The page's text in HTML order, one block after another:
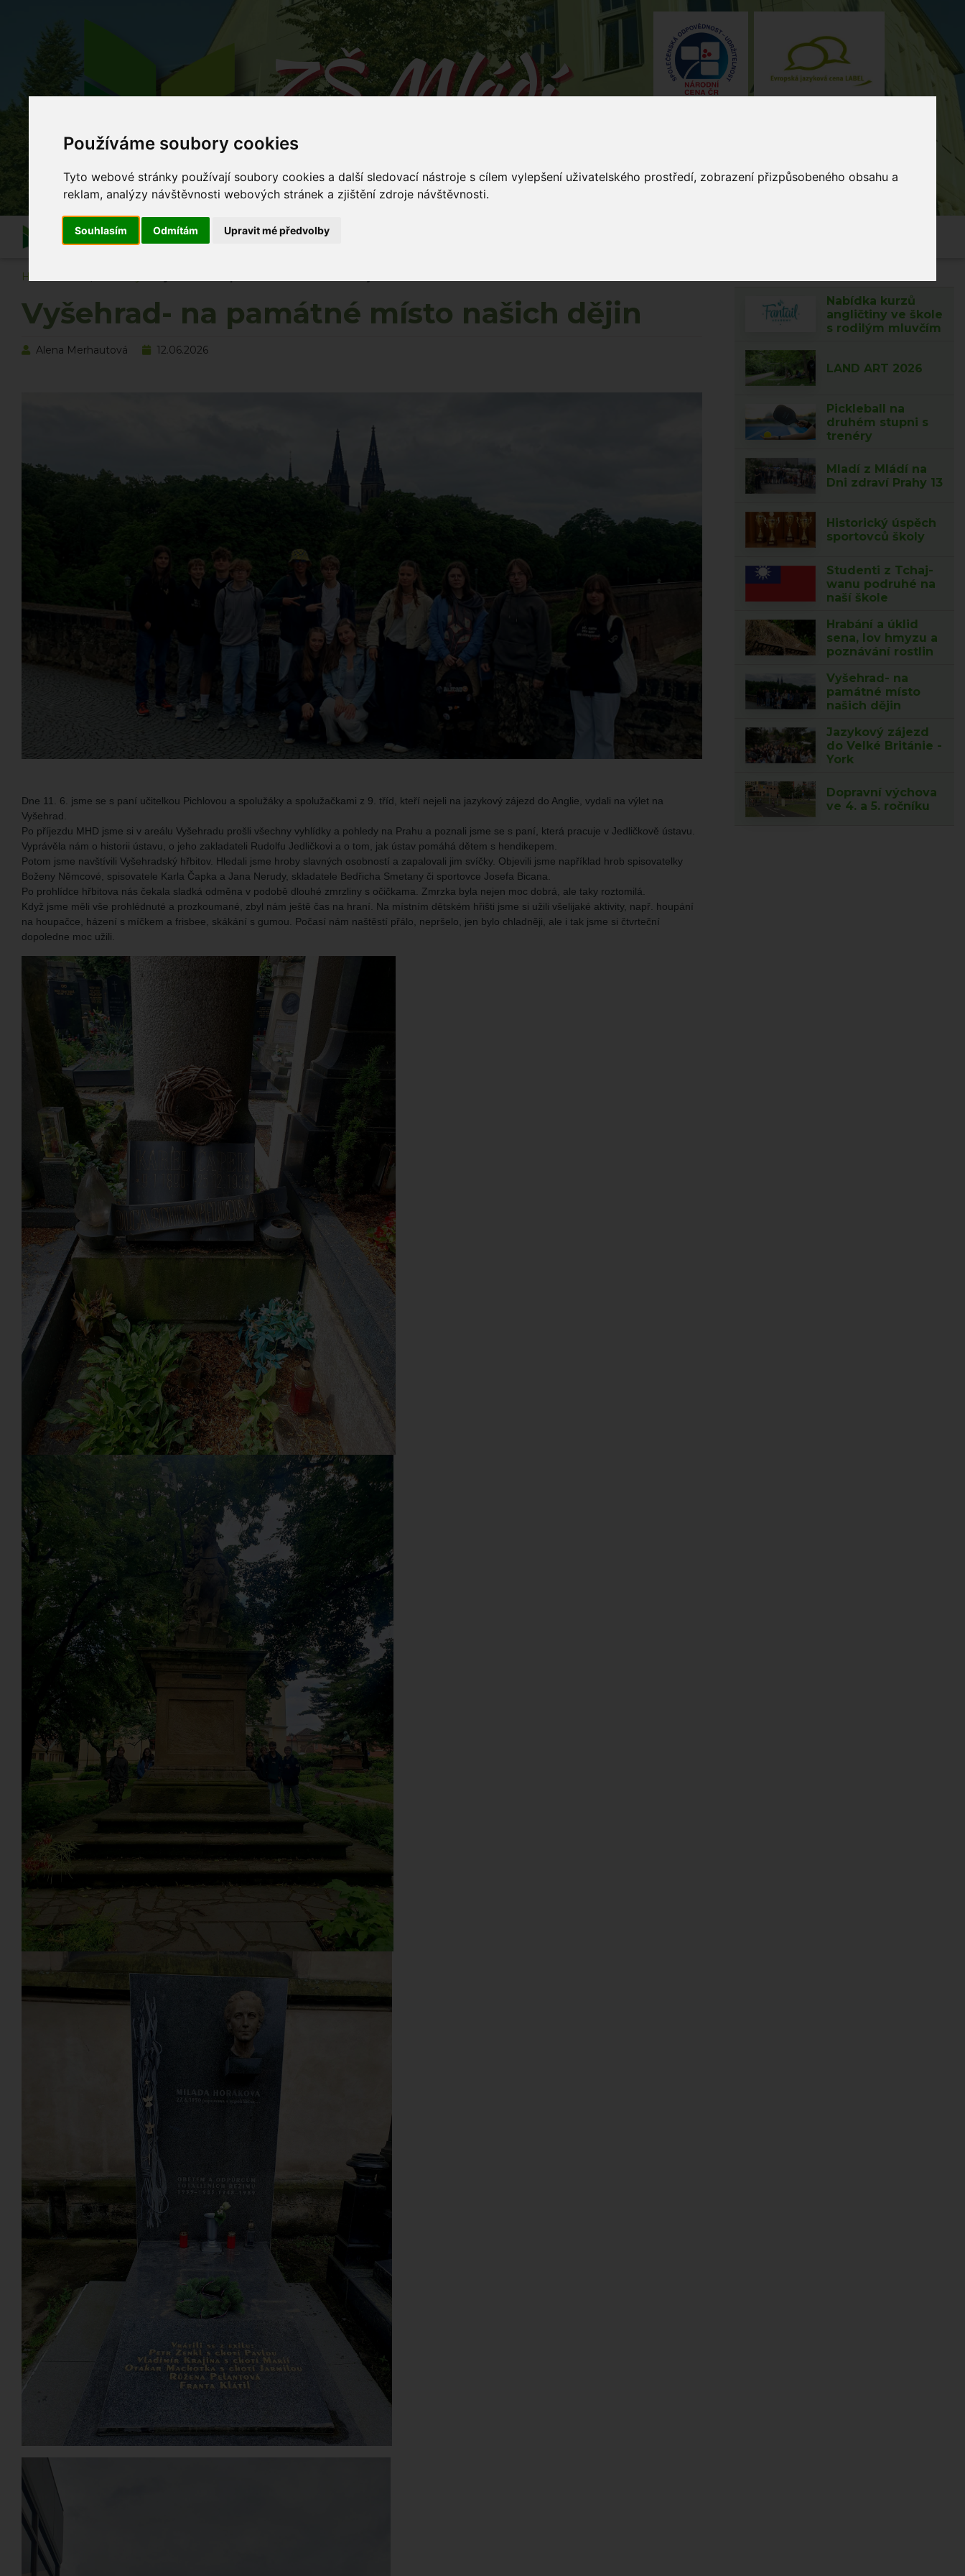
Používáme soubory cookies
Tyto webové stránky používají soubory cookies a další sledovací nástroje s cílem vylepšení uživatelského prostředí, zobrazení přizpůsobeného obsahu a
reklam, analýzy návštěvnosti webových stránek a zjištění zdroje návštěvnosti.
Souhlasím Odmítám Upravit mé předvolby
ZŠ Mládí
Co se v Mládí naučíš...
Informace O škole Akce školy Po vyučování
Hlavní strana
Vyšehrad- na památné místo našich dějin
Alena Merhautová 12.06.2026
Dne 11. 6. jsme se s paní učitelkou Pichlovou a spolužáky a spolužačkami z 9. tříd, kteří nejeli na jazykový zájezd do Anglie, vydali na výlet na
Vyšehrad.
Po příjezdu MHD jsme si v areálu Vyšehradu prošli všechny vyhlídky a pohledy na Prahu a poznali jsme se s paní, která pracuje v Jedličkově ústavu.
Vyprávěla nám o historii ústavu, o jeho zakladateli Rudolfu Jedličkovi a o tom, jak ústav pomáhá dětem s hendikepem.
Potom jsme navštívili Vyšehradský hřbitov. Hledali jsme hroby slavných osobností a zapalovali jim svíčky. Objevili jsme například hrob spisovatelky
Boženy Němcové, spisovatele Karla Čapka a Jana Nerudy, skladatele Bedřicha Smetany či sportovce Josefa Bicana.
Po prohlídce hřbitova nás čekala sladká odměna v podobě dlouhé zmrzliny s očičkama. Zmrzka byla nejen moc dobrá, ale taky roztomilá.
Když jsme měli vše prohlédnuté a prozkoumané, zbyl nám ještě čas na hraní. Na místním dětském hřišti jsme si užili všelijaké aktivity, např. houpání
na houpačce, házení s míčkem a frisbee, skákání s gumou. Počasí nám naštěstí přálo, nepršelo, jen bylo chladněji, ale i tak jsme si čtvrteční
dopoledne moc užili.
Nabídka kurzů
angličtiny ve škole
s rodilým mluvčím
LAND ART 2026
Pickleball na
druhém stupni s
trenéry
Mladí z Mládí na
Dni zdraví Prahy 13
Historický úspěch
sportovců školy
Studenti z Tchaj-
wanu podruhé na
naší škole
Hrabání a úklid
sena, lov hmyzu a
poznávání rostlin
Vyšehrad- na
památné místo
našich dějin
Jazykový zájezd
do Velké Británie -
York
Dopravní výchova
ve 4. a 5. ročníku